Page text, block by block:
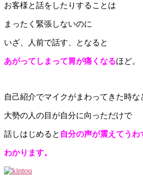
お客様と話をしたりすることは
まったく緊張しないのに
いざ、人前で話す、となると
あがってしまって胃が痛くなるほど。
自己紹介でマイクがまわってきた時な
大勢の人の目が自分に向っただけで
話しはじめると 自分の声が震えてう
わかります。